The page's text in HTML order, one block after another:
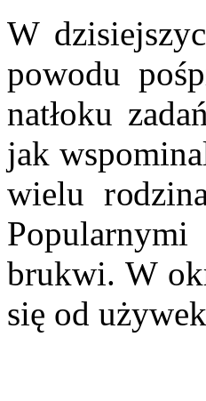
W
powodu
natłoku
jak
wielu
brukwi.W
się od